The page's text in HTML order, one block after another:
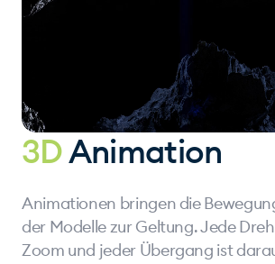
3DAnimation
Animationen bringen die
der Modelle zur Geltung. Jede
Zoom und jeder Übergang ist